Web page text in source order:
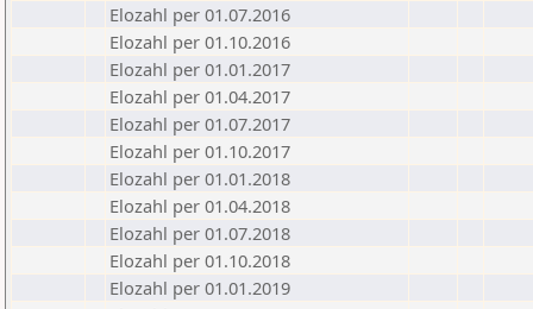
Elozahl per 01.07.2016
Elozahl per 01.10.2016
Elozahl per 01.01.2017
Elozahl per 01.04.2017
Elozahl per 01.07.2017
Elozahl per 01.10.2017
Elozahl per 01.01.2018
Elozahl per 01.04.2018
Elozahl per 01.07.2018
Elozahl per 01.10.2018
Elozahl per 01.01.2019